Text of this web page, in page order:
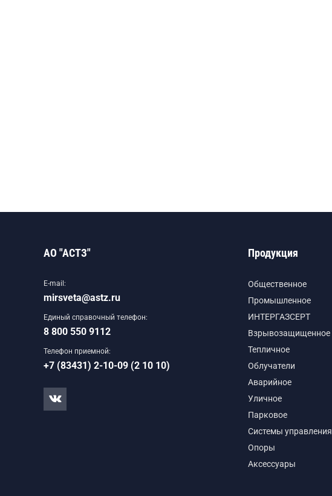
АО "АСТЗ"
E-mail:
mirsveta@astz.ru
Единый справочный телефон:
8 800 550 9112
Телефон приемной:
+7 (83431) 2-10-09 (2 10 10)
Продукция
Общественное
Промышленное
ИНТЕРГАЗСЕРТ
Взрывозащищенное
Тепличное
Облучатели
Аварийное
Уличное
Парковое
Системы управления
Опоры
Аксессуары